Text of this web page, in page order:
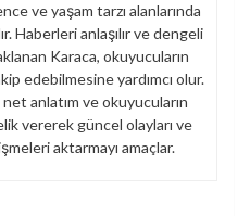
ve yaşam tarzı alanlarında
Haberleri anlaşılır ve dengeli
Karaca, okuyucuların
edebilmesine yardımcı olur.
anlatım ve okuyucuların
vererek güncel olayları ve
aktarmayı amaçlar.